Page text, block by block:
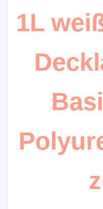
1L